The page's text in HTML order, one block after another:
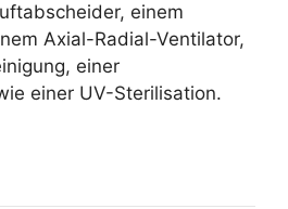
einem
Axial-Radial-Ventilator,
einer
einer UV-Sterilisation.